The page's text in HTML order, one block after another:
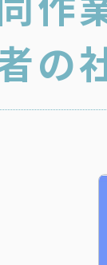
の